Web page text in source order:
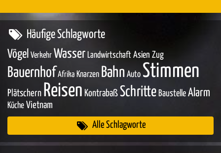
Häufige Schlagworte
Vögel Verkehr Wasser Landwirtschaft Asien Zug
Bauernhof Afrika Knarzen Bahn Auto Stimmen
Plätschern Reisen Kontrabaß Schritte Baustelle Alarm
Küche Vietnam
Alle Schlagworte